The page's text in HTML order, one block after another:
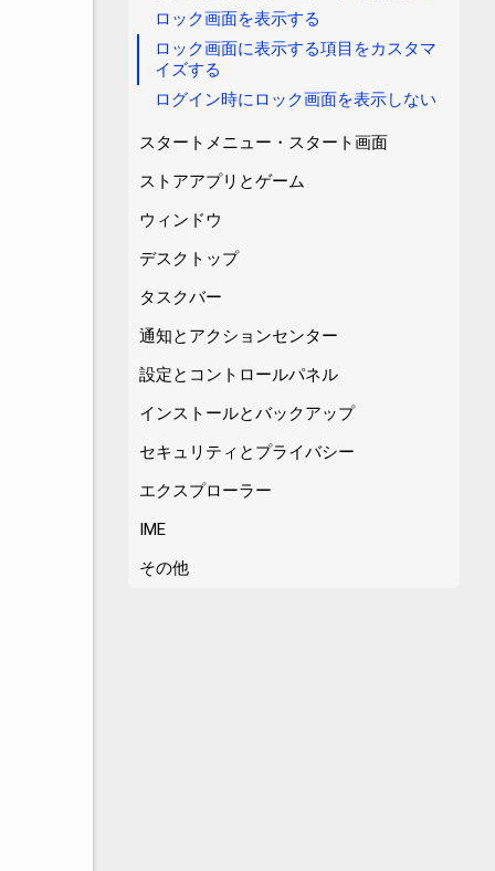
ロック画面を表示する
ロック画面に表示する項目をカスタマ
イズする
ログイン時にロック画面を表示しない
スタートメニュー・スタート画面
ストアアプリとゲーム
ウィンドウ
デスクトップ
タスクバー
通知とアクションセンター
設定とコントロールパネル
インストールとバックアップ
セキュリティとプライバシー
エクスプローラー
IME
その他